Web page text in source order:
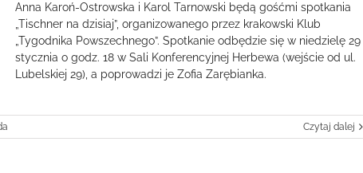
Anna Karoń-Ostrowska i Karol Tarnowski będą gośćmi spotkania
„Tischner na dzisiaj”, organizowanego przez krakowski Klub
„Tygodnika Powszechnego”. Spotkanie odbędzie się w niedzielę 29
stycznia o godz. 18 w Sali Konferencyjnej Herbewa (wejście od ul.
Lubelskiej 29), a poprowadzi je Zofia Zarębianka.
Czytaj dalej